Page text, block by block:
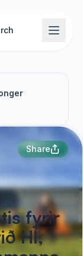
Share
fyrir
HÍ,